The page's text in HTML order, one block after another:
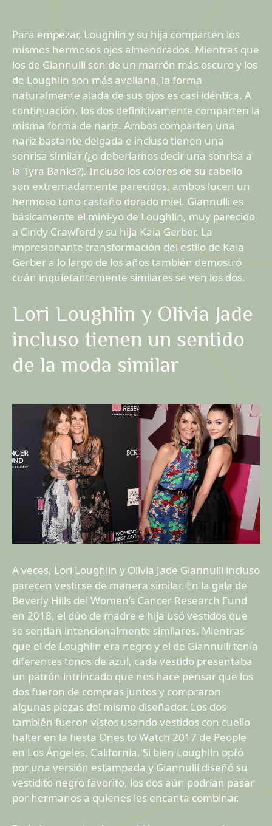
Para empezar, Loughlin y su hija comparten los
mismos hermosos ojos almendrados. Mientras que
los de Giannulli son de un marrón más oscuro y los
de Loughlin son más avellana, la forma
naturalmente alada de sus ojos es casi idéntica. A
continuación, los dos definitivamente comparten la
misma forma de nariz. Ambos comparten una
nariz bastante delgada e incluso tienen una
sonrisa similar (¿o deberíamos decir una sonrisa a
la Tyra Banks?). Incluso los colores de su cabello
son extremadamente parecidos, ambos lucen un
hermoso tono castaño dorado miel. Giannulli es
básicamente el mini-yo de Loughlin, muy parecido
a Cindy Crawford y su hija Kaia Gerber. La
impresionante transformación del estilo de Kaia
Gerber a lo largo de los años también demostró
cuán inquietantemente similares se ven los dos.
Lori Loughlin y Olivia Jade
incluso tienen un sentido
de la moda similar
A veces, Lori Loughlin y Olivia Jade Giannulli incluso
parecen vestirse de manera similar. En la gala de
Beverly Hills del Women’s Cancer Research Fund
en 2018, el dúo de madre e hija usó vestidos que
se sentían intencionalmente similares. Mientras
que el de Loughlin era negro y el de Giannulli tenía
diferentes tonos de azul, cada vestido presentaba
un patrón intrincado que nos hace pensar que los
dos fueron de compras juntos y compraron
algunas piezas del mismo diseñador. Los dos
también fueron vistos usando vestidos con cuello
halter en la fiesta Ones to Watch 2017 de People
en Los Ángeles, California. Si bien Loughlin optó
por una versión estampada y Giannulli diseñó su
vestidito negro favorito, los dos aún podrían pasar
por hermanos a quienes les encanta combinar.